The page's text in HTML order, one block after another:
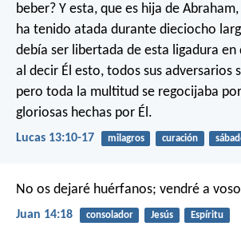
beber? Y esta, que es hija de
ha tenido atada durante dieciocho
debía ser libertada de esta ligadura en
al decir Él esto, todos sus adversarios
pero toda la multitud se regocijaba
gloriosas hechas por Él.
Lucas 13:10-17 milagros curación
No os dejaré huérfanos; vendré a
Juan 14:18 consolador Jesús Espíritu